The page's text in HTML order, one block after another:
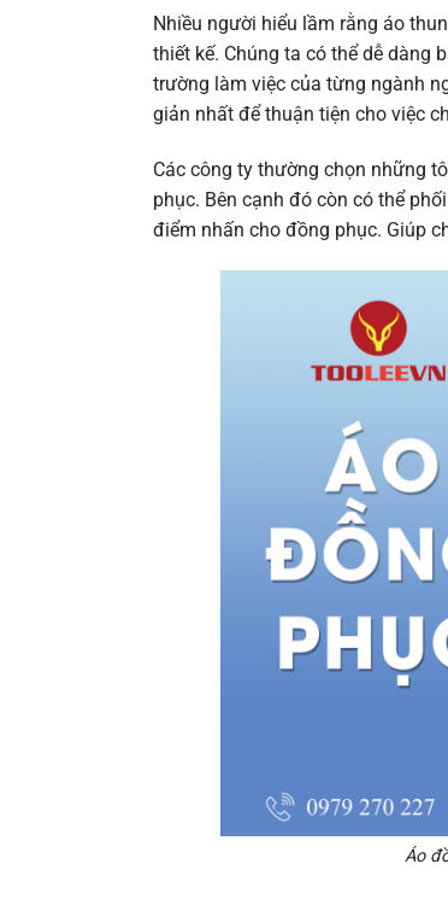
Nhiều người hiểu lầm rằng áo
thiết kế. Chúng ta có thể dễ dàng
trường làm việc của từng ngành
giản nhất để thuận tiện cho việc
Các công ty thường chọn những
phục. Bên cạnh đó còn có thể
điểm nhấn cho đồng phục. Giúp
Áo